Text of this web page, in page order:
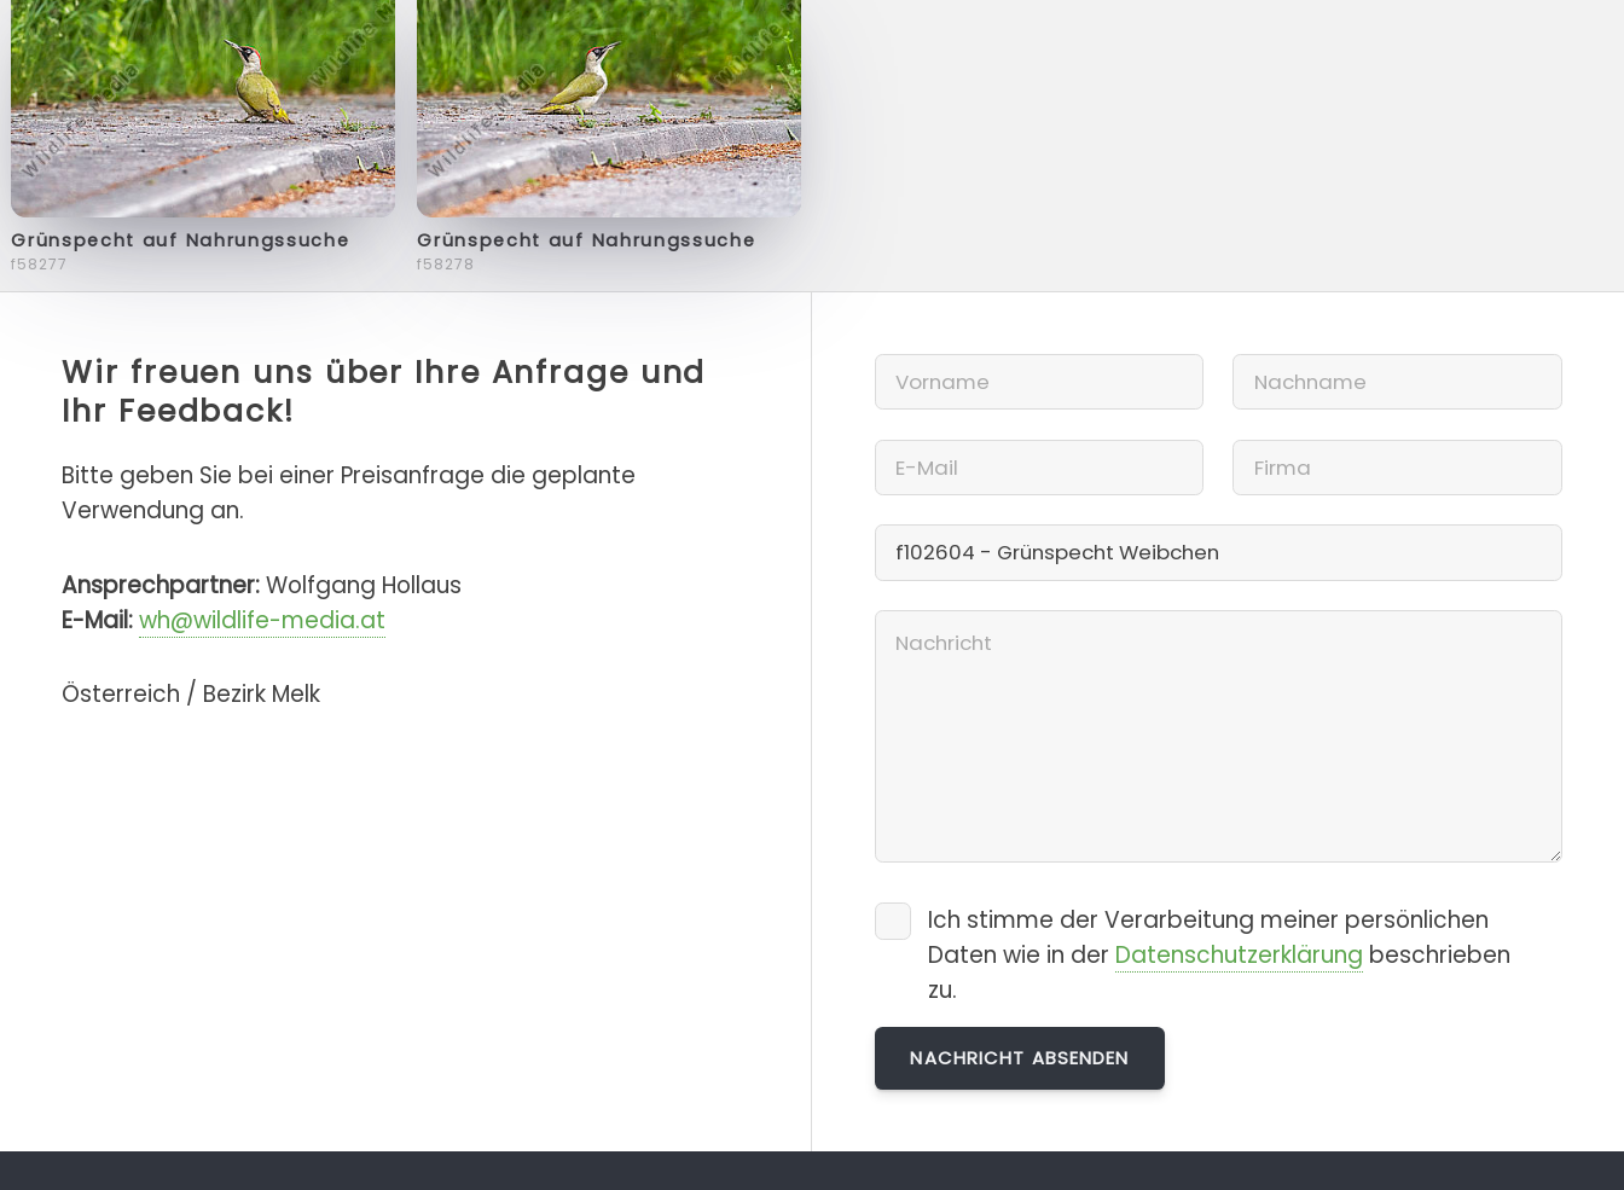
Grünspecht auf Nahrungssuche
f58277
Grünspecht auf Nahrungssuche
f58278
Wir freuen uns über Ihre Anfrage und
Ihr Feedback!
Bitte geben Sie bei einer Preisanfrage die geplante
Verwendung an.
Ansprechpartner:Wolfgang Hollaus
E-Mail:wh@wildlife-media.at
Österreich / Bezirk Melk
Ich stimme der Verarbeitung meiner persönlichen
Daten wie in der Datenschutzerklärung beschrieben
zu.